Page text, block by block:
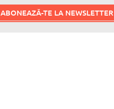
ABONEAZĂ-TE LA NEWSLETTER